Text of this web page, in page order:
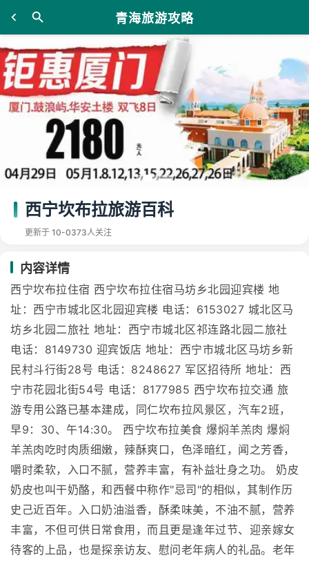
青海旅游攻略
西宁坎布拉旅游百科
更新于 10-0373人关注
内容详情
西宁坎布拉住宿 西宁坎布拉住宿马坊乡北园迎宾楼 地
址：西宁市城北区北园迎宾楼 电话：6153027 城北区马
坊乡北园二旅社 地址：西宁市城北区祁连路北园二旅社
电话：8149730 迎宾饭店 地址：西宁市城北区马坊乡新
民村斗行街28号 电话：8248627 军区招待所 地址：西
宁市花园北街54号 电话：8177985 西宁坎布拉交通 旅
游专用公路已基本建成，同仁坎布拉风景区，汽车2班，
早9：30、午14:30。 西宁坎布拉美食 爆焖羊羔肉 爆焖
羊羔肉吃时肉质细嫩，辣酥爽口，色泽暗红，闻之芳香，
嚼时柔软，入口不腻，营养丰富，有补益壮身之功。 奶皮
奶皮也叫干奶酪，和西餐中称作"忌司"的相似，其制作历
史己近百年。入口奶油溢香，酥柔味美，不油不腻，营养
丰富，不但可供日常食用，而且更是逢年过节、迎亲嫁女
待客的上品，也是探亲访友、慰问老年病人的礼品。老年